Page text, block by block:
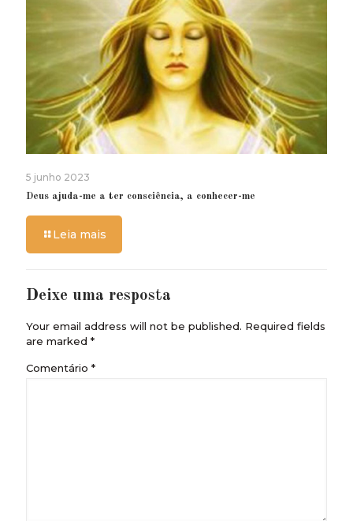
5 junho 2023
Deus ajuda-me a ter consciência, a conhecer-me
Leia mais
Deixe uma resposta
Your email address will not be published. Required fields
are marked *
Comentário *